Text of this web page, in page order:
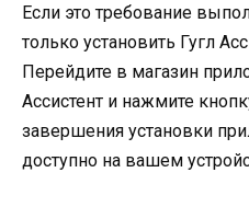
Если это требование
только установить Гугл
Перейдите в магазин
Ассистент и нажмите
завершения установки
доступно на вашем